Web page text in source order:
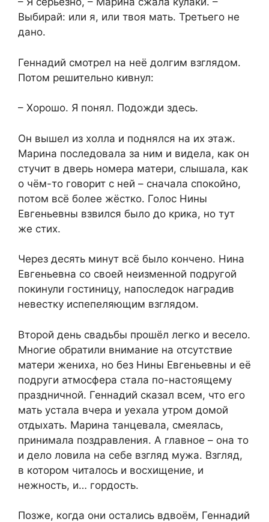
Выбирай: или я, или твоя мать. Третьего не
дано.
Геннадий смотрел на неё долгим взглядом.
Потом решительно кивнул:
– Хорошо. Я понял. Подожди здесь.
Он вышел из холла и поднялся на их этаж.
Марина последовала за ним и видела, как он
стучит в дверь номера матери, слышала, как
о чём-то говорит с ней – сначала спокойно,
потом всё более жёстко. Голос Нины
Евгеньевны взвился было до крика, но тут
же стих.
Через десять минут всё было кончено. Нина
Евгеньевна со своей неизменной подругой
покинули гостиницу, напоследок наградив
невестку испепеляющим взглядом.
Второй день свадьбы прошёл легко и весело.
Многие обратили внимание на отсутствие
матери жениха, но без Нины Евгеньевны и её
подруги атмосфера стала по-настоящему
праздничной. Геннадий сказал всем, что его
мать устала вчера и уехала утром домой
отдыхать. Марина танцевала, смеялась,
принимала поздравления. А главное – она то
и дело ловила на себе взгляд мужа. Взгляд,
в котором читалось и восхищение, и
нежность, и… гордость.
Позже, когда они остались вдвоём, Геннадий